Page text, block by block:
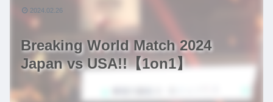
Breaking World Match 2024
Japan vs USA!!【1on1】
2024.02.26